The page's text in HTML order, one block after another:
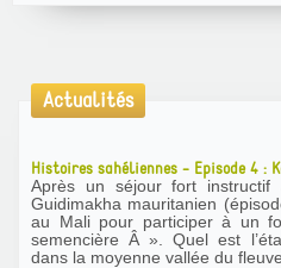
Actualités
Histoires sahéliennes - Episode 4 :
Après un séjour fort
Guidimakha mauritanien
au Mali pour participer à un
semencière Â ». Quel est l’état des systèmes semenciers
dans la moyenne vallée du